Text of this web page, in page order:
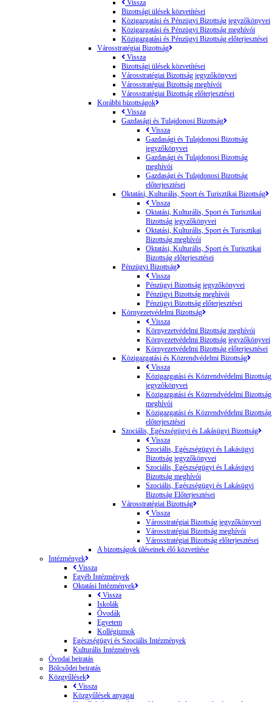
Vissza
Bizottsági ülések közvetítései
Közigazgatási és Pénzügyi Bizottság jegyzőkönyvei
Közigazgatási és Pénzügyi Bizottság meghívói
Közigazgatási és Pénzügyi Bizottság előterjesztései
Városstratégiai Bizottság
Vissza
Bizottsági ülések közvetítései
Városstratégiai Bizottság jegyzőkönyvei
Városstratégiai Bizottság meghívói
Városstratégiai Bizottság előterjesztései
Korábbi bizottságok
Vissza
Gazdasági és Tulajdonosi Bizottság
Vissza
Gazdasági és Tulajdonosi Bizottság
jegyzőkönyvei
Gazdasági és Tulajdonosi Bizottság
meghívói
Gazdasági és Tulajdonosi Bizottság
előterjesztései
Oktatási, Kulturális, Sport és Turisztikai Bizottság
Vissza
Oktatási, Kulturális, Sport és Turisztikai
Bizottság jegyzőkönyvei
Oktatási, Kulturális, Sport és Turisztikai
Bizottság meghívói
Oktatási, Kulturális, Sport és Turisztikai
Bizottság előterjesztései
Pénzügyi Bizottság
Vissza
Pénzügyi Bizottság jegyzőkönyvei
Pénzügyi Bizottság meghívói
Pénzügyi Bizottság előterjesztései
Környezetvédelmi Bizottság
Vissza
Környezetvédelmi Bizottság meghívói
Környezetvédelmi Bizottság jegyzőkönyvei
Környezetvédelmi Bizottság előterjesztései
Közigazgatási és Közrendvédelmi Bizottság
Vissza
Közigazgatási és Közrendvédelmi Bizottság
jegyzőkönyvei
Közigazgatási és Közrendvédelmi Bizottság
meghívói
Közigazgatási és Közrendvédelmi Bizottság
előterjesztései
Szociális, Egészségügyi és Lakásügyi Bizottság
Vissza
Szociális, Egészségügyi és Lakásügyi
Bizottság jegyzőkönyvei
Szociális, Egészségügyi és Lakásügyi
Bizottság meghívói
Szociális, Egészségügyi és Lakásügyi
Bizottság Előterjesztései
Városstratégiai Bizottság
Vissza
Városstratégiai Bizottság jegyzőkönyvei
Városstratégiai Bizottság meghívói
Városstratégiai Bizottság előterjesztései
A bizottságok üléseinek élő közvetítése
Intézmények
Vissza
Egyéb Intézmények
Oktatási Intézmények
Vissza
Iskolák
Óvodák
Egyetem
Kollégiumok
Egészségügyi és Szociális Intézmények
Kulturális Intézmények
Óvodai beiratás
Bölcsődei beiratás
Közgyűlések
Vissza
Közgyűlések anyagai